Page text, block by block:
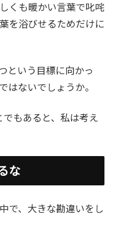
くも暖かい言葉で叱咤
を浴びせるためだけに
という目標に向かっ
はないでしょうか。
もあると、私は考え
な
で、大きな勘違いをし